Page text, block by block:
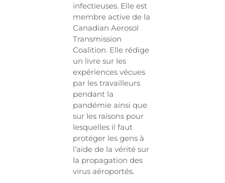
infectieuses. Elle est
membre active de la
Canadian Aerosol
Transmission
Coalition. Elle rédige
un livre sur les
expériences vécues
par les travailleurs
pendant la
pandémie ainsi que
sur les raisons pour
lesquelles il faut
protéger les gens à
l’aide de la vérité sur
la propagation des
virus aéroportés.